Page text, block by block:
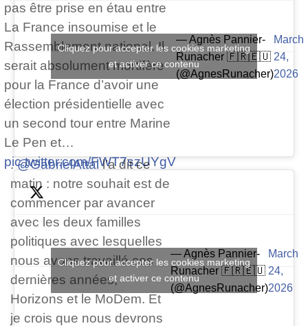
pas être prise en étau entre
La France insoumise et le
Rassemblement national. Il
serait absolument mortifère
pour la France d’avoir une
élection présidentielle avec
un second tour entre Marine
Le Pen et…
pic.twitter.com/FWT7szUYgV
— Agnès Pannier-
Runacher 🇫🇷🇪🇺
(@AgnesRunacher)
March
24,
2026
Cliquez pour accepter les cookies marketing
et activer ce contenu
.@GabrielAttall’a dit ce
matin : notre souhait est de
commencer par avancer
avec les deux familles
politiques avec lesquelles
nous avons travaillé ces
dernières années,
Horizons et le MoDem. Et
je crois que nous devrons
— Agnès Pannier-
Runacher 🇫🇷🇪🇺
(@AgnesRunacher)
March
24,
2026
Cliquez pour accepter les cookies marketing
et activer ce contenu